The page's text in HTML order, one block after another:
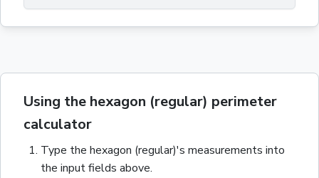
Using the hexagon (regular) perimeter
calculator
Type the hexagon (regular)'s measurements into
the input fields above.